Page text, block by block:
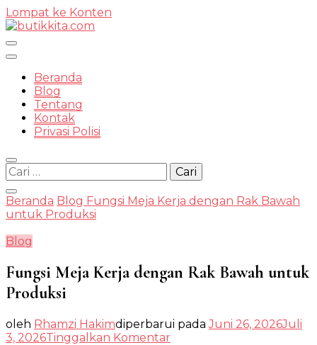
Lompat ke Konten
Beranda
Blog
Tentang
Kontak
Privasi Polisi
Cari
untuk:
Beranda Blog Fungsi Meja Kerja dengan Rak Bawah
untuk Produksi
Blog
Fungsi Meja Kerja dengan Rak Bawah untuk
Produksi
oleh Rhamzi Hakimdiperbarui padaJuni 26, 2026Juli
3, 2026Tinggalkan Komentar